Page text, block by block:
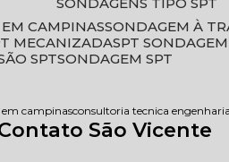
EM CAMPINAS SONDAGEM À
MECANIZADA SPT
SPT SONDAGEM SPT
campinasconsultoria tecnica
São Vicente